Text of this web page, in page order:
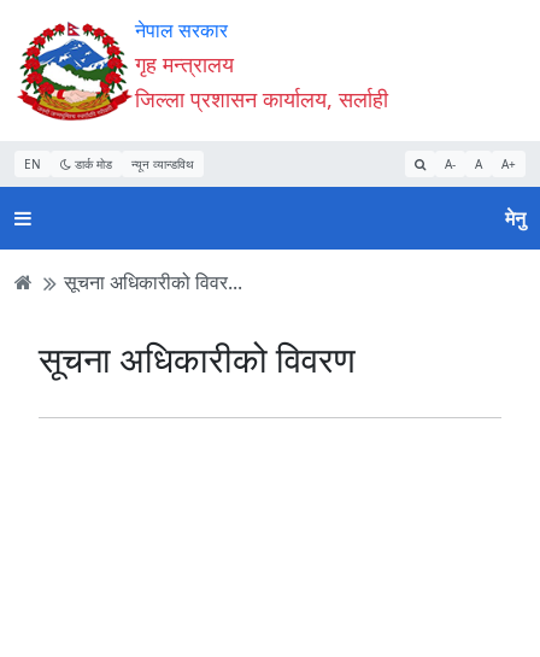
Accessibility
Mode
सुरु
गर्नुहोस्
सामाग्री
पढ्नुहाेस्
नेभिगेसन
पढ्नुहाेस्
वेबसाइट
खोजमा
जानुहोस्
नेपाल सरकार
गृह मन्त्रालय
जिल्ला प्रशासन कार्यालय, सर्लाही
EN डार्क मोड न्यून व्यान्डविथ A- A A+
मेनु
सूचना अधिकारीको विवर...
सूचना अधिकारीको विवरण